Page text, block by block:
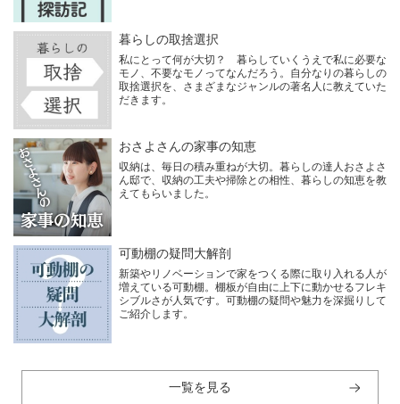
暮らしの取捨選択
私にとって何が大切？ 暮らしていくうえで私に必要な
モノ、不要なモノってなんだろう。自分なりの暮らしの
取捨選択を、さまざまなジャンルの著名人に教えていた
だきます。
おさよさんの家事の知恵
収納は、毎日の積み重ねが大切。暮らしの達人おさよさ
ん邸で、収納の工夫や掃除との相性、暮らしの知恵を教
えてもらいました。
可動棚の疑問大解剖
新築やリノベーションで家をつくる際に取り入れる人が
増えている可動棚。棚板が自由に上下に動かせるフレキ
シブルさが人気です。可動棚の疑問や魅力を深掘りして
ご紹介します。
一覧を見る